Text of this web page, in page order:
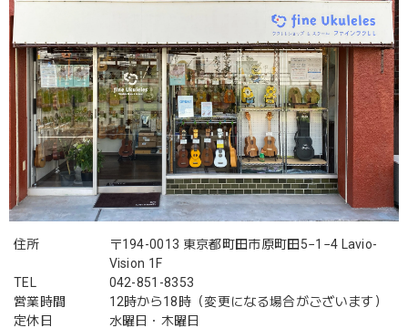
住所
〒194-0013 東京都町田市原町田5−1−4 Lavio-
Vision 1F
TEL
042-851-8353
営業時間
12時から18時（変更になる場合がございます）
定休日
水曜日・木曜日